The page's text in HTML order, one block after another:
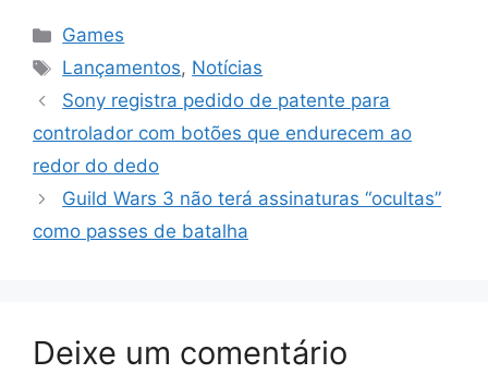
Categorias
Games
Tags
Lançamentos, Notícias
Sony registra pedido de patente para
controlador com botões que endurecem ao
redor do dedo
Guild Wars 3 não terá assinaturas “ocultas”
como passes de batalha
Deixe um comentário